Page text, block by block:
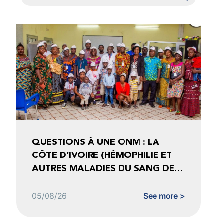
QUESTIONS À UNE ONM : LA
CÔTE D’IVOIRE (HÉMOPHILIE ET
AUTRES MALADIES DU SANG DE
05/08/26 See more >